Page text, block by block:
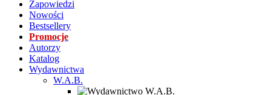
Zapowiedzi
Nowości
Bestsellery
Promocje
Autorzy
Katalog
Wydawnictwa
W.A.B.